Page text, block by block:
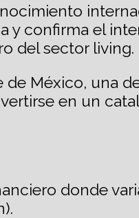
y confirma el
del sector living.
México, una
en un
donde